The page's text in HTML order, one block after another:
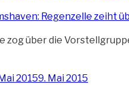
zog über die
20159. Mai 2015